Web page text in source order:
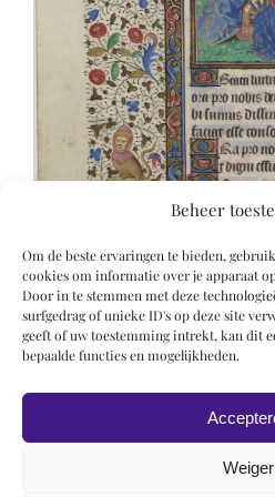
Beheer
Om de beste ervaringen te bieden,
cookies om informatie over je apparaat
Door in te stemmen met deze
surfgedrag of unieke ID's op deze site
geeft of uw toestemming intrekt, kan dit
bepaalde functies en mogelijkheden.
Weiger